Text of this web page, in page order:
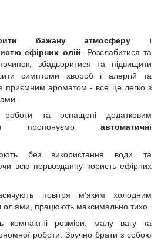
бажану атмосферу і
ефірних олій. Розслабитися та
збадьоритися та підвищити
симптоми хвороб і алергій та
приємним ароматом - все це легко з
та оснащені додатковим
пропонуємо автоматичні
без використання води та
всю первозданну користь ефірних
повітря м’яким холодним
працюють максимально тихо.
компактні розміри, малу вагу та
роботи. Зручно брати з собою